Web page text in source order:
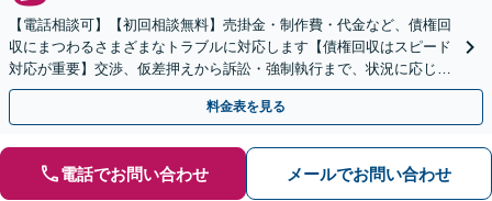
【電話相談可】【初回相談無料】売掛金・制作費・代金など、債権回
収にまつわるさまざまなトラブルに対応します【債権回収はスピード
対応が重要】交渉、仮差押えから訴訟・強制執行まで、状況に応じ迅
速に進めてまいります【夜間・休日面談可】【神戸駅3分】
料金表を見る
電話でお問い合わせ メールでお問い合わせ